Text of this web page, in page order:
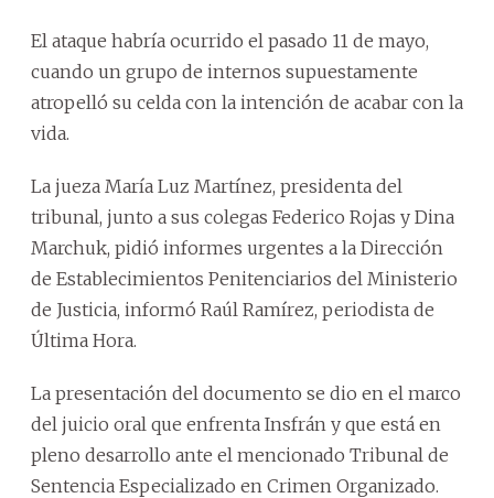
El ataque habría ocurrido el pasado 11 de mayo,
cuando un grupo de internos supuestamente
atropelló su celda con la intención de acabar con la
vida.
La jueza María Luz Martínez, presidenta del
tribunal, junto a sus colegas Federico Rojas y Dina
Marchuk, pidió informes urgentes a la Dirección
de Establecimientos Penitenciarios del Ministerio
de Justicia, informó Raúl Ramírez, periodista de
Última Hora.
La presentación del documento se dio en el marco
del juicio oral que enfrenta Insfrán y que está en
pleno desarrollo ante el mencionado Tribunal de
Sentencia Especializado en Crimen Organizado.